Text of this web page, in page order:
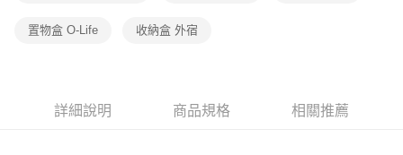
置物盒 O-Life 收納盒 外宿
詳細說明 商品規格 相關推薦